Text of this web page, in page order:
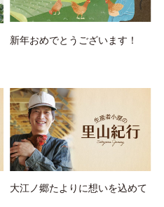
新年おめでとうございます！
大江ノ郷たよりに想いを込めて